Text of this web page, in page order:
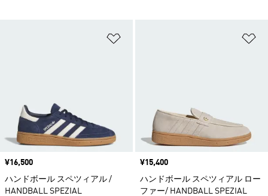
価格
¥16,500
ハンドボール スペツィアル /
HANDBALL SPEZIAL
価格
¥15,400
ハンドボール スペツィアル ロー
ファー/ HANDBALL SPEZIAL